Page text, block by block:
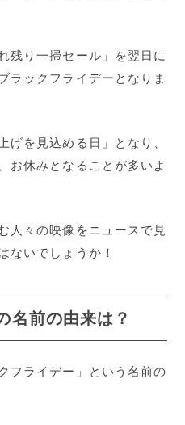
残り一掃セール」を翌日に
ラックフライデーとなりま
げを見込める日」となり、
お休みとなることが多いよ
人々の映像をニュースで見
ないでしょうか！
名前の由来は？
フライデー」という名前の